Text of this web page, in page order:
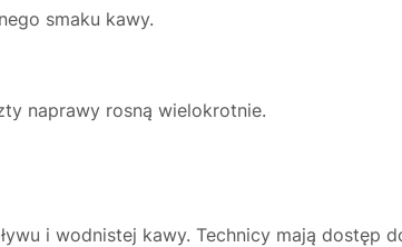
smaku kawy.
naprawy rosną wielokrotnie.
i wodnistej kawy. Technicy mają dostęp